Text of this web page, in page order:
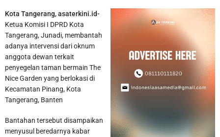
Membayar PBB dan BPHTB di Kota Tangerang Bisa Melalui
online, Ini Sejumlah Kanal yang Disiapkan
Kota Tangerang, asaterkini.id-
Ketua Komisi I DPRD Kota
Tangerang, Junadi, membantah
adanya intervensi dari oknum
anggota dewan terkait
penyegelan taman bermain The
Nice Garden yang berlokasi di
Kecamatan Pinang, Kota
Tangerang, Banten
Bantahan tersebut disampaikan
menyusul beredarnya kabar